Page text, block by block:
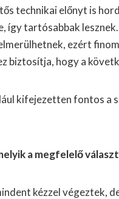
technikai előnyt is
így tartósabbak
ezért
biztosítja, hogy a
kifejezetten fontos a
a megfelelő
kézzel végeztek,